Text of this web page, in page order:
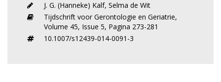
J. G. (Hanneke) Kalf, Selma de Wit
Tijdschrift voor Gerontologie en Geriatrie,
Volume 45, Issue 5, Pagina 273-281
10.1007/s12439-014-0091-3